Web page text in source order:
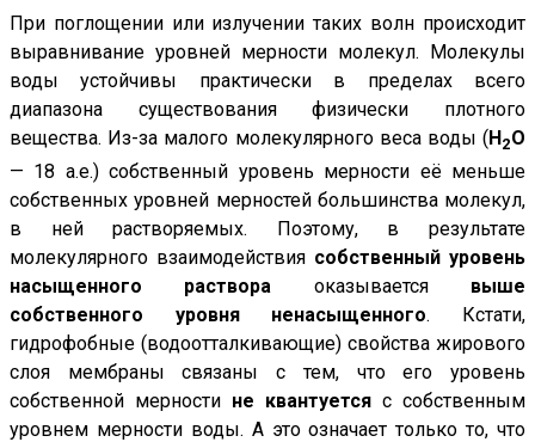
При поглощении или излучении таких волн происходит
выравнивание уровней мерности молекул. Молекулы
воды устойчивы практически в пределах всего
диапазона существования физически плотного
вещества. Из-за малого молекулярного веса воды ( H 2O
— 18 а.е.) собственный уровень мерности её меньше
собственных уровней мерностей большинства молекул,
в ней растворяемых. Поэтому, в результате
молекулярного взаимодействия собственный уровень
насыщенного раствора оказываетсявыше
собственного уровня ненасыщенного. Кстати,
гидрофобные (водоотталкивающие) свойства жирового
слоя мембраны связаны с тем, что его уровень
собственной мерности не квантуется с собственным
уровнем мерности воды. А это означает только то, что